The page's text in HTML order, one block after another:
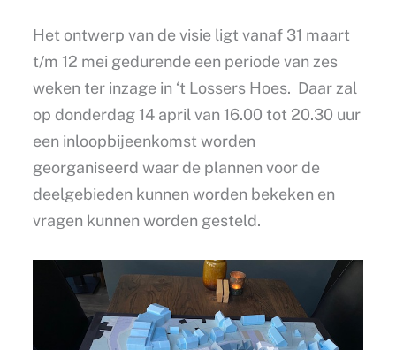
Het ontwerp van de visie ligt vanaf 31 maart
t/m 12 mei gedurende een periode van zes
weken ter inzage in ‘t Lossers Hoes. Daar zal
op donderdag 14 april van 16.00 tot 20.30 uur
een inloopbijeenkomst worden
georganiseerd waar de plannen voor de
deelgebieden kunnen worden bekeken en
vragen kunnen worden gesteld.